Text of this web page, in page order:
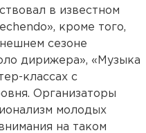
в известном
кроме того,
сезоне
дирижера», «Музыка
классах с
Организаторы
молодых
на таком